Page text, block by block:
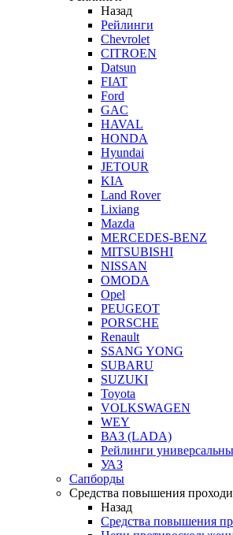
Назад
Рейлинги
Chevrolet
CITROEN
Datsun
FIAT
Ford
GAC
HAVAL
HONDA
Hyundai
JETOUR
KIA
Land Rover
Lixiang
Mazda
MERCEDES-BENZ
MITSUBISHI
NISSAN
OMODA
Opel
PEUGEOT
PORSCHE
Renault
SSANG YONG
SUBARU
SUZUKI
Toyota
VOLKSWAGEN
WEY
ВАЗ (LADA)
Рейлинги
УАЗ
Сапборды
Средства повышения
Назад
Средства повышения